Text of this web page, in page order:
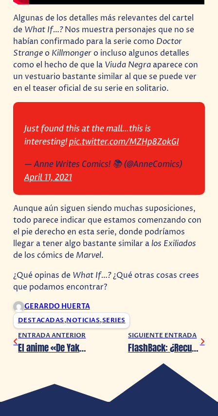
Algunas de los detalles más relevantes del cartel
de What If…?Nos muestra personajes que no se
habían confirmado para la serie como Doctor
Strangeo Killmongero incluso algunos detalles
como el hecho de que la Viuda Negra aparece con
un vestuario bastante similar al que se puede ver
en el teaser oficial de su serie en solitario.
Just found this at the mall…this is
interesting!pic.twitter.com/MZHp8ZokGI
— Anne Writes Comics! 📚 (@AnneComics)
April 11, 2021
Aunque aún siguen siendo muchas suposiciones,
todo parece indicar que estamos comenzando con
el pie derecho en esta serie, donde podríamos
llegar a tener algo bastante similar a los Exiliados
de los cómics de Marvel.
¿Qué opinas de What If…?¿Qué otras cosas crees
que podamos encontrar?
GERARDO HUERTA
DESTACADAS,NOTICIAS,SERIES
ENTRADA ANTERIOR
El anime «De Yakuza a amo de casa», es censurado en China por tatuajes
SIGUIENTE ENTRADA
FlashBack: ¿Recuerdan cuando Mazahasu Katsura enseñaba a dibujar ‘H’ en televisión pública?